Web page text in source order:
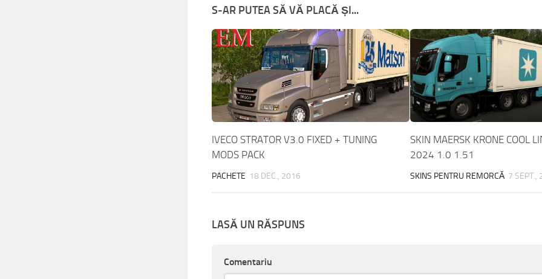
S-AR PUTEA SĂ VĂ PLACĂ ȘI...
IVECO STRATOR V3.0 FIXED + TUNING
MODS PACK
PACHETE 18 DEC., 2016
SKIN MAERSK KRONE COOL
2024 1.0 1.51
SKINS PENTRU REMORCĂ 7 SEPT.,
LASĂ UN RĂSPUNS
Comentariu